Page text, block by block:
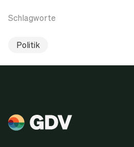
Schlagworte
Politik